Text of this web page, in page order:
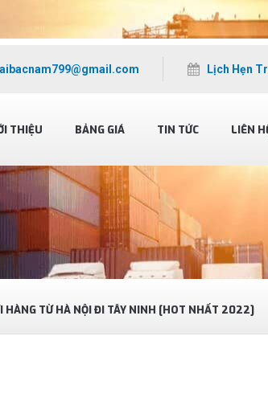
THIỆU BẢNG GIÁ TIN TỨC LIÊN
Lịch Hẹn
HÀNG TỪ HÀ NỘI ĐI TÂY NINH [HOT NHẤT 2022]